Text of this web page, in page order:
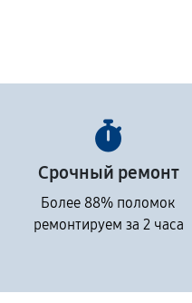
Срочный ремонт
Более 88% поломок
ремонтируем за 2 часа